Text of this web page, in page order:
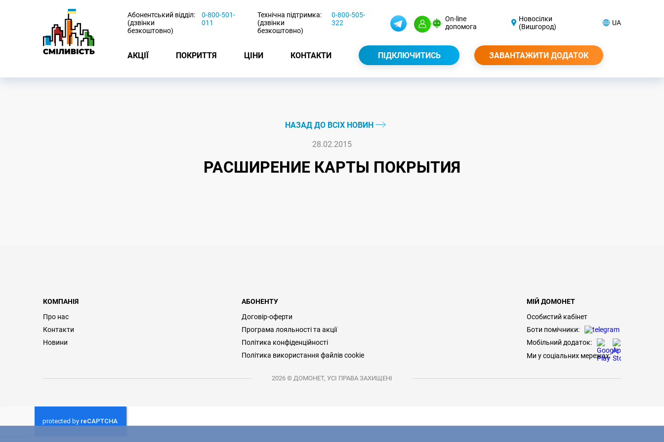
Абонентський відділ:
(дзвінки
безкоштовно)
0-800-501-
011
Технічна підтримка:
(дзвінки
безкоштовно)
0-800-505-
322
On-line
допомога
Новосілки
(Вишгород)
UA
АКЦІЇ ПОКРИТТЯ ЦІНИ КОНТАКТИ ПІДКЛЮЧИТИСЬ ЗАВАНТАЖИТИ ДОДАТОК
НАЗАД ДО ВСІХ НОВИН
28.02.2015
РАСШИРЕНИЕ КАРТЫ ПОКРЫТИЯ
КОМПАНІЯ
Про нас
Контакти
Новини
АБОНЕНТУ
Договір-оферти
Програма лояльності та акції
Політика конфіденційності
Політика використання файлів cookie
МІЙ ДОМОНЕТ
Особистий кабінет
Боти помічники:
Мобільний додаток:
Ми у соціальних мережах:
2026 © ДОМОНЕТ, УСІ ПРАВА ЗАХИЩЕНІ